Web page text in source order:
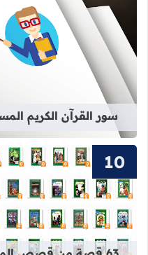
سور القرآن الكريم